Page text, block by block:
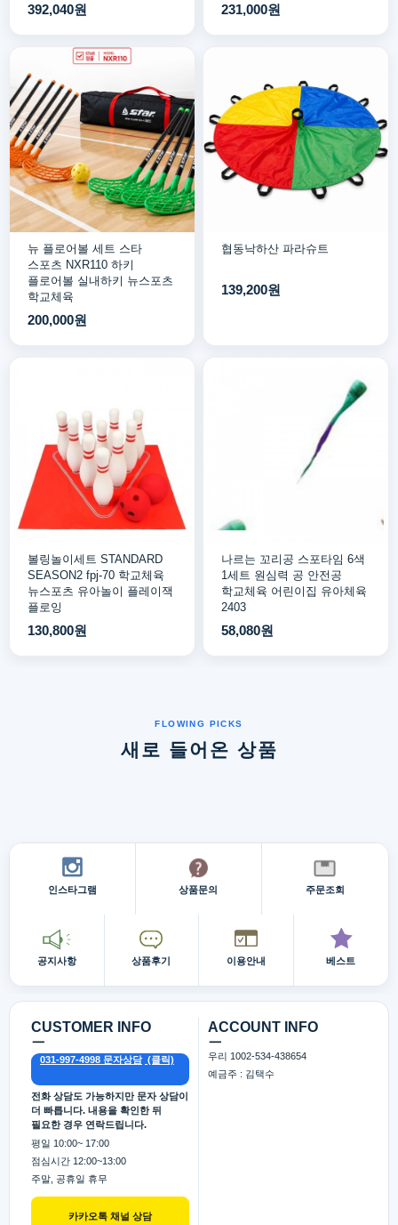
392,040원 231,000원
뉴 플로어볼 세트 스타
스포츠 NXR110 하키
플로어볼 실내하키 뉴스포츠
학교체육
200,000원
협동낙하산 파라슈트
139,200원
볼링놀이세트 STANDARD
SEASON2 fpj-70 학교체육
뉴스포츠 유아놀이 플레이잭
플로잉
130,800원
나르는 꼬리공 스포타임 6색
1세트 원심력 공 안전공
학교체육 어린이집 유아체육
2403
58,080원
새로 들어온 상품
인스타그램 상품문의 주문조회
공지사항 상품후기 이용안내 베스트
CUSTOMER INFO
카카오톡 채널 상담
ㅡ
031-997-4998 문자상담
전화 상담도 가능하지만 문자 상담이
더 빠릅니다. 내용을 확인한 뒤
필요한 경우 연락드립니다.
평일 10:00~ 17:00
점심시간 12:00~13:00
주말, 공휴일 휴무
ACCOUNT INFO
ㅡ
우리 1002-534-438654
예금주 : 김택수